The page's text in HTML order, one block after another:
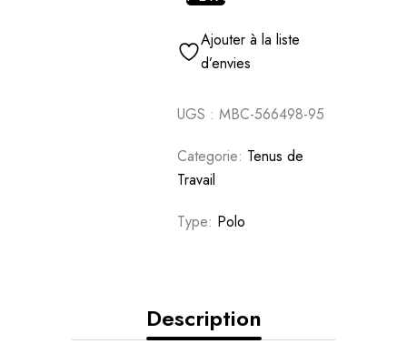
Ajouter à la liste
d’envies
UGS : MBC-566498-95
Categorie: Tenus de
Travail
Type: Polo
Description